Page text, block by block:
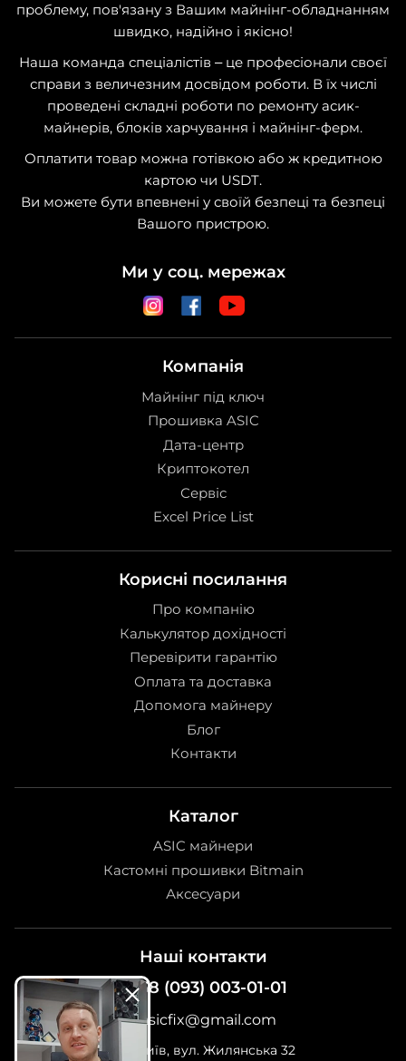
проблему, пов'язану з Вашим майнінг-обладнанням
швидко, надійно і якісно!
Наша команда спеціалістів – це професіонали своєї
справи з величезним досвідом роботи. В їх числі
проведені складні роботи по ремонту асик-
майнерів, блоків харчування і майнінг-ферм.
Оплатити товар можна готівкою або ж кредитною
картою чи USDT.
Ви можете бути впевнені у своїй безпеці та безпеці
Вашого пристрою.
Ми у соц. мережах
Компанія
Майнінг під ключ
Прошивка ASIC
Дата-центр
Криптокотел
Сервіс
Excel Price List
Корисні посилання
Про компанію
Калькулятор дохідності
Перевірити гарантію
Оплата та доставка
Допомога майнеру
Блог
Контакти
Каталог
ASIC майнери
Кастомні прошивки Bitmain
Аксесуари
Наші контакти
+38 (093) 003-01-01
asicfix@gmail.com
м. Київ, вул. Жилянська 32